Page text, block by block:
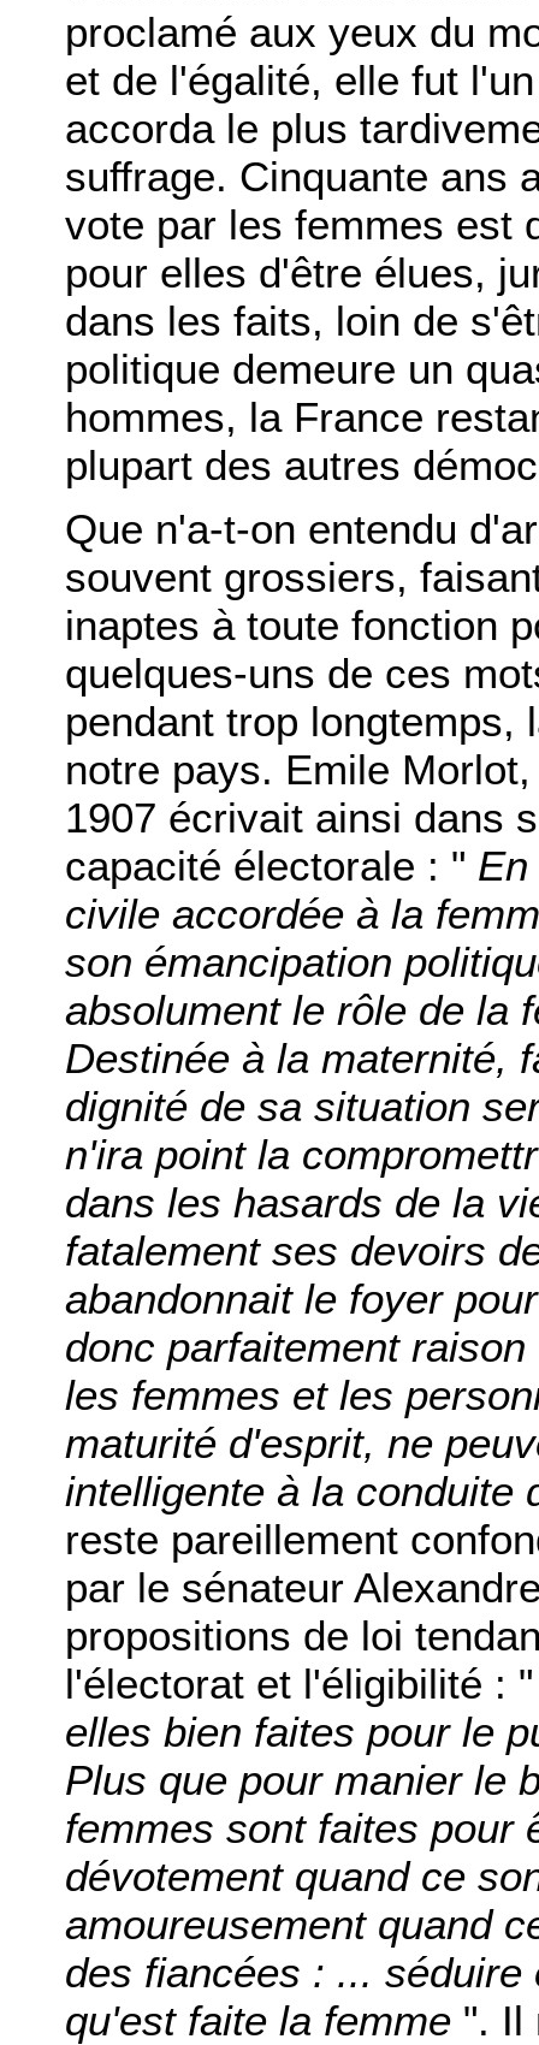
proclamé aux yeux du
et de l'égalité, elle fut
accorda le plus
suffrage. Cinquante ans
vote par les femmes est
pour elles d'être élues,
dans les faits, loin de
politique demeure un
hommes, la France
plupart des autres
Que n'a-t-on entendu
souvent grossiers,
inaptes à toute fonction
quelques-uns de ces
pendant trop longtemps,
notre pays. Emile
1907 écrivait ainsi dans
capacité électorale : "
civile accordée à la
son émancipation
absolument le rôle de la
Destinée à la maternité,
dignité de sa situation
n'ira point la
dans les hasards de la
fatalement ses devoirs
abandonnait le foyer
donc parfaitement
les femmes et les
maturité d'esprit, ne
intelligente à la conduite
reste pareillement
par le sénateur
propositions de loi
l'électorat et l'éligibilité : "
elles bien faites pour le
Plus que pour manier le
femmes sont faites pour
dévotement quand ce
amoureusement quand
des fiancées : ...
qu'est faite la femme ". Il